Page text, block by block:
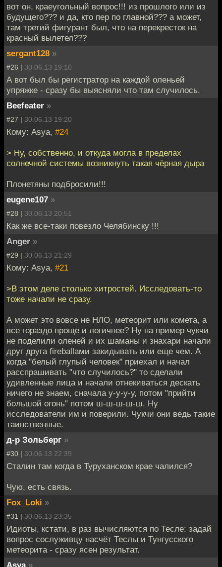
вот он, краеугольный вопрос!!! из прошлого или из
будущего??? и да, кто пер по главной??? а может,
там третий фигурант был, что на перекресток на
красный вылетел???
sergant128 »
#26 | 30.06.13 19:10
А вот был бы регистратор на каждой оленьей
упряжке - сразу бы выясняли что там случилось.
Beefeater »
#27 | 30.06.13 19:20
Кому: Asya, #24
> Ну, собственно, и откуда могла в пределах
солнечной системы возникнуть такая чёрная дыра
Плонетяны подбросили!!!
eugene107 »
#28 | 30.06.13 20:51
Как же все-таки повезло Челябинску !!!
Anger »
#29 | 30.06.13 21:29
Кому: Asya, #21
>В этом деле столько хитростей. Исследовать-то
тоже начали не сразу.
А может это вовсе не НЛО, метеорит или комета, а
все гораздо проще и логичнее? Ну на пример чукчи
не поделили оленей и их шаманы и знахари начали
друг друга fireballами закидывать или еще чем. А
когда "белый глупый человек" приехал и начал
расспрашивать "что случилось?" то сделали
удивленные лица и начали отнекиваться дескать
ничего не знаем, сначала у-у-у-у, потом "прийти
большой огонь" потом ш-ш-ш-ш-ш. Ну
исследователи им и поверили. Чукчи они ведь такие
таинственные.
д-р Зольберг »
#30 | 30.06.13 22:39
Сталин там когда в Туруханском крае чалился?
Чую, есть связь.
Fox_Loki »
#31 | 30.06.13 23:35
Идиоты, кстати, в раз вычисляются по Тесле: задай
вопрос сослуживцу насчёт Теслы и Тунгусского
метеорита - сразу ясен результат.